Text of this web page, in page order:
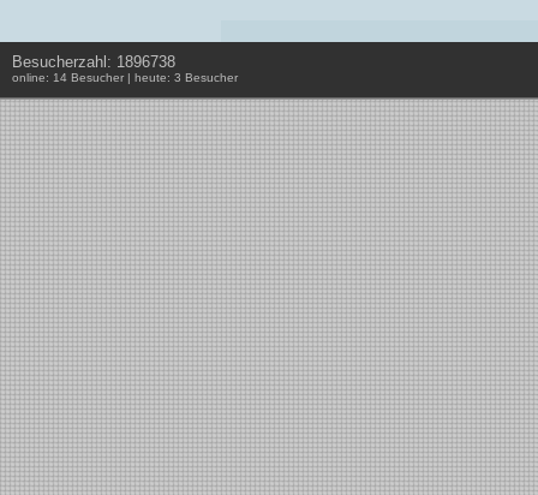
Besucherzahl: 1896738
online: 14 Besucher | heute: 3 Besucher